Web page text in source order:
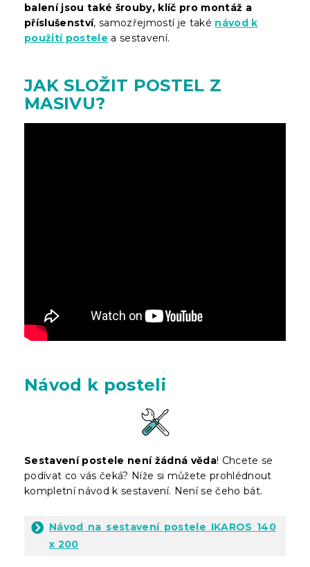
balení jsou také šrouby, klíč pro montáž a
příslušenství, samozřejmostí je také návod k
použití postele a sestavení.
JAK SLOŽIT POSTEL Z
MASIVU?
Návod k posteli
Sestavení postele není žádná věda! Chcete se
podívat co vás čeká? Níže si můžete prohlédnout
kompletní návod k sestavení. Není se čeho bát.
Návod na sestavení postele IKAROS 140
x 200